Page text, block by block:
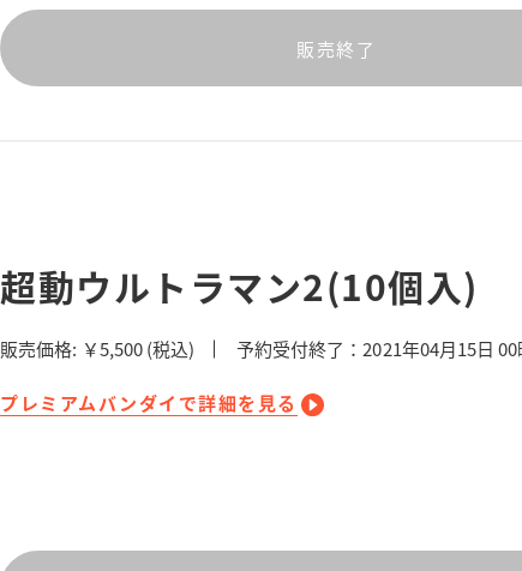
販売終了
超動ウルトラマン2(10個入)
販売価格: ￥5,500(税込) 予約受付終了：2021年04月15日
プレミアムバンダイで詳細を見る